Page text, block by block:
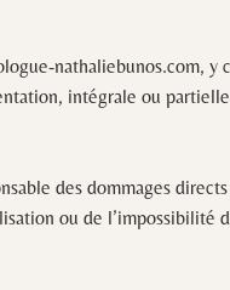
nathaliebunos.com,
intégrale ou
des dommages
ou de l’impossibilité